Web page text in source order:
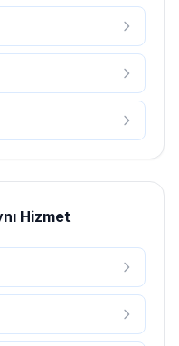
Hizmet